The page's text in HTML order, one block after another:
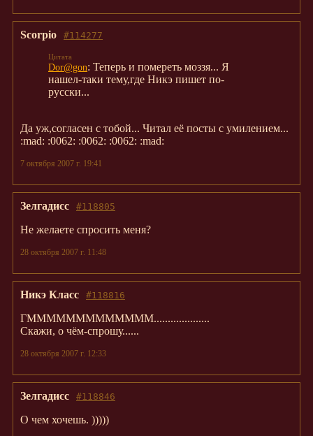
#114277
Scorpio
Dor@gon: Теперь и помереть моззя... Я
нашел-таки тему,где Никэ пишет по-
русски...
Да уж,согласен с тобой... Читал её посты с умилением...
:mad: :0062: :0062: :0062: :mad:
7 октября 2007 г. 19:41
#118805
Зелгадисс
Не желаете спросить меня?
28 октября 2007 г. 11:48
#118816
Никэ Класс
ГМММММММММММММ....................
Скажи, о чём-спрошу......
28 октября 2007 г. 12:33
#118846
Зелгадисс
О чем хочешь. )))))